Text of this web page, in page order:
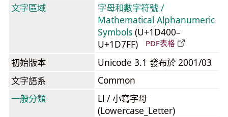
文字區域
字母和數字符號 /
Mathematical Alphanumeric
Symbols (U+1D400–
U+1D7FF)
PDF表格
初始版本
Unicode 3.1 發布於 2001/03
文字語系
Common
一般分類
Ll / 小寫字母
(Lowercase_Letter)